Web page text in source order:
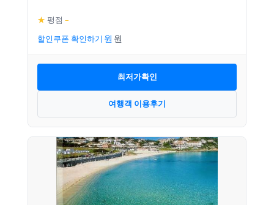
★ 평점 –
할인쿠폰 확인하기
최저가확인
여행객 이용후기